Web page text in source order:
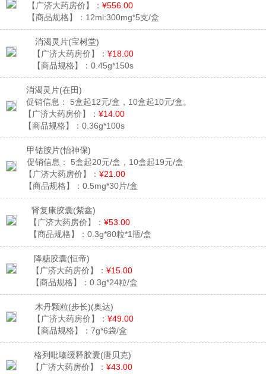
【广济大药房价】： ¥556.00
【商品规格】： 12ml:300mg*5支/盒
消渴灵片(宝树堂)
【广济大药房价】： ¥18.00
【商品规格】： 0.45g*150s
消渴灵片(在田)
促销信息：
5盒起12元/盒，10盒起10元/盒。
【广济大药房价】： ¥14.00
【商品规格】： 0.36g*100s
甲钴胺片(怡神保)
促销信息：
5盒起20元/盒，10盒起19元/盒
【广济大药房价】： ¥21.00
【商品规格】： 0.5mg*30片/盒
肾复康胶囊(紫鑫)
【广济大药房价】： ¥53.00
【商品规格】： 0.3g*80粒*1瓶/盒
降糖胶囊(恒帝)
【广济大药房价】： ¥15.00
【商品规格】： 0.3g*24粒/盒
木丹颗粒(步长)(奥达)
【广济大药房价】： ¥49.00
【商品规格】： 7g*6袋/盒
格列吡嗪缓释胶囊(唐贝克)
【广济大药房价】： ¥43.00